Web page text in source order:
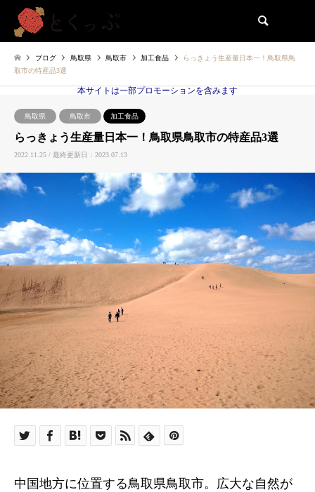
ブログ 鳥取県 鳥取市 加工食品
らっきょう生産量日本一！鳥取県鳥
取市の特産品3選
本サイトは一部プロモーションを含みます
鳥取県 鳥取市 加工食品
らっきょう生産量日本一！鳥取県鳥取市の特産品3選
2022.11.25 / 最終更新日：2023.07.13
中国地方に位置する鳥取県鳥取市。広大な自然が